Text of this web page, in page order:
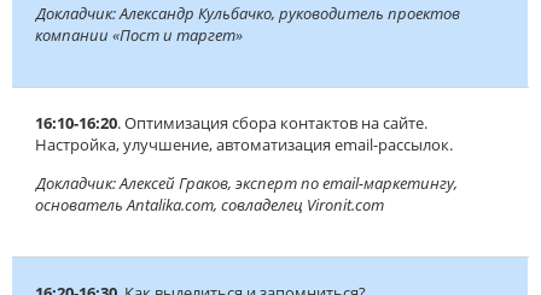
Докладчик: Александр Кульбачко, руководитель проектов
компании «Пост и таргет»
16:10-16:20. Оптимизация сбора контактов на сайте.
Настройка, улучшение, автоматизация email-рассылок.
Докладчик: Алексей Граков, эксперт по email-маркетингу,
основатель Antalika.com, совладелец Vironit.com